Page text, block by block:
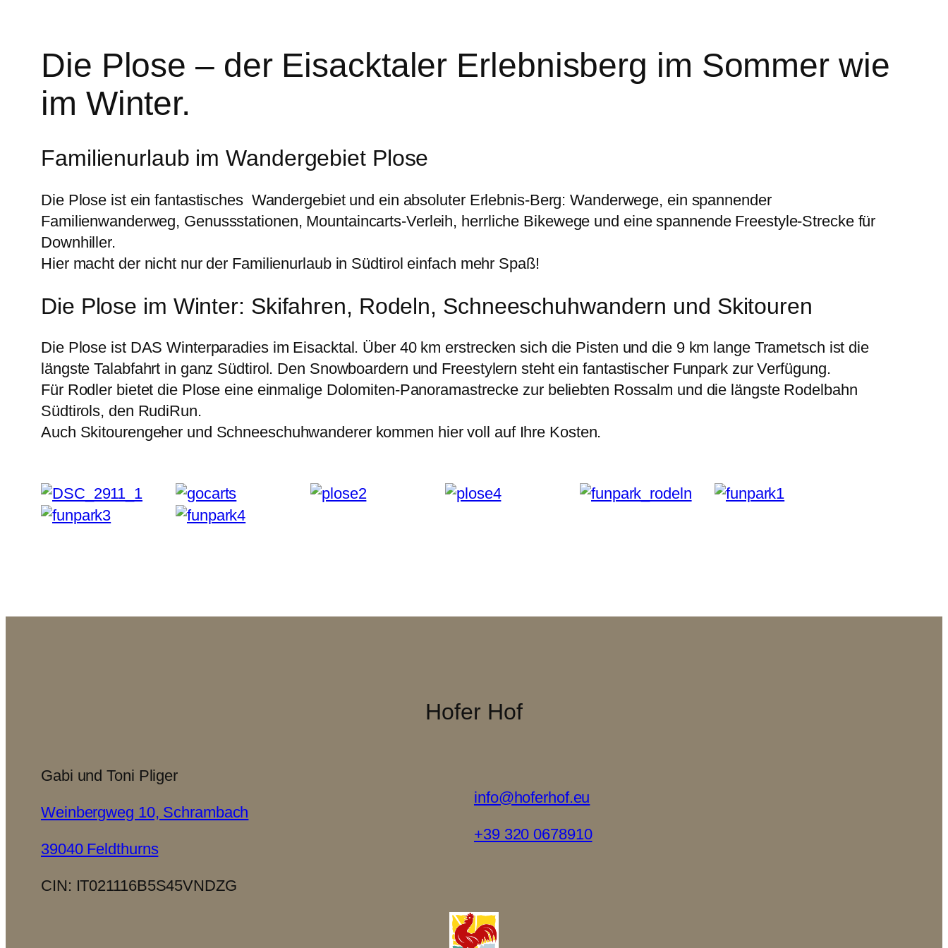
Die Plose – der Eisacktaler Erlebnisberg im Sommer wie
im Winter.
Familienurlaub im Wandergebiet Plose
Die Plose ist ein fantastisches Wandergebiet und ein absoluter Erlebnis-Berg: Wanderwege, ein spannender
Familienwanderweg, Genussstationen, Mountaincarts-Verleih, herrliche Bikewege und eine spannende Freestyle-Strecke für
Downhiller.
Hier macht der nicht nur der Familienurlaub in Südtirol einfach mehr Spaß!
Die Plose im Winter: Skifahren, Rodeln, Schneeschuhwandern und Skitouren
Die Plose ist DAS Winterparadies im Eisacktal. Über 40 km erstrecken sich die Pisten und die 9 km lange Trametsch ist die
längste Talabfahrt in ganz Südtirol. Den Snowboardern und Freestylern steht ein fantastischer Funpark zur Verfügung.
Für Rodler bietet die Plose eine einmalige Dolomiten-Panoramastrecke zur beliebten Rossalm und die längste Rodelbahn
Südtirols, den RudiRun.
Auch Skitourengeher und Schneeschuhwanderer kommen hier voll auf Ihre Kosten.
Hofer Hof
Gabi und Toni Pliger
Weinbergweg 10, Schrambach
39040 Feldthurns
CIN: IT021116B5S45VNDZG
info@hoferhof.eu
+39 320 0678910